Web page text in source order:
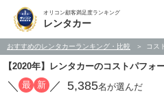
オリコン顧客満足度ランキング
レンタカー
おすすめのレンタカーランキング・比較 コス
【2020年】レンタカーのコストパフォ
／ 最 新 ／ 5,385名が選んだ